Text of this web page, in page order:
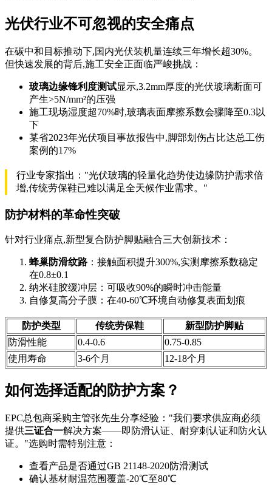
光伏行业不可忽视的安全痛点
在碳中和目标推动下,国内光伏装机量连续三年增长超30%。
但快速发展的背后,施工安全正面临严峻挑战：
玻璃边缘锋利度测试显示,3.2mm厚度的光伏玻璃断面可
产生>5N/mm²的压强
施工现场湿度超70%时,玻璃表面摩擦系数会骤降至0.3以
下
某省2023年光伏项目事故报告中,脚部划伤占比达总工伤
案例的17%
行业专家指出："光伏玻璃的轻量化趋势使边缘防护需求倍
增,传统劳保鞋已难以满足全天候作业需求。"
防护材料的革命性突破
针对行业痛点,新型复合防护脚贴融合三大创新技术：
蜂巢防滑纹路 ：接触面积提升300%,实测摩擦系数稳定
在0.8±0.1
纳米硅胶缓冲层：可吸收90%的瞬时冲击能量
自修复高分子膜：在40-60℃环境自动修复表面划痕
防护类型 传统劳保鞋
新型防护脚贴
防滑性能
0.4-0.6
0.75-0.85
使用寿命
3-6个月 12-18个月
如何选择适配的防护方案？
EPC总包商采购主管张先生分享经验："我们要求供应商必须
提供三证合一解决方案——即防滑认证、耐穿刺认证和防火认
证。"选购时需特别注意：
查看产品是否通过GB 21148-2020防滑测试
确认基材耐温范围覆盖-20℃至80℃